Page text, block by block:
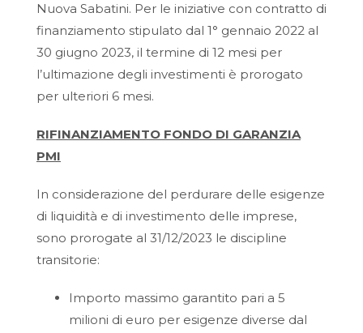
Nuova Sabatini. Per le iniziative con contratto di
finanziamento stipulato dal 1° gennaio 2022 al
30 giugno 2023, il termine di 12 mesi per
l’ultimazione degli investimenti è prorogato
per ulteriori 6 mesi.
RIFINANZIAMENTO FONDO DI GARANZIA
PMI
In considerazione del perdurare delle esigenze
di liquidità e di investimento delle imprese,
sono prorogate al 31/12/2023 le discipline
transitorie:
Importo massimo garantito pari a 5
milioni di euro per esigenze diverse dal